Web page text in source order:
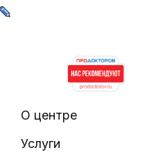
О центре
Услуги